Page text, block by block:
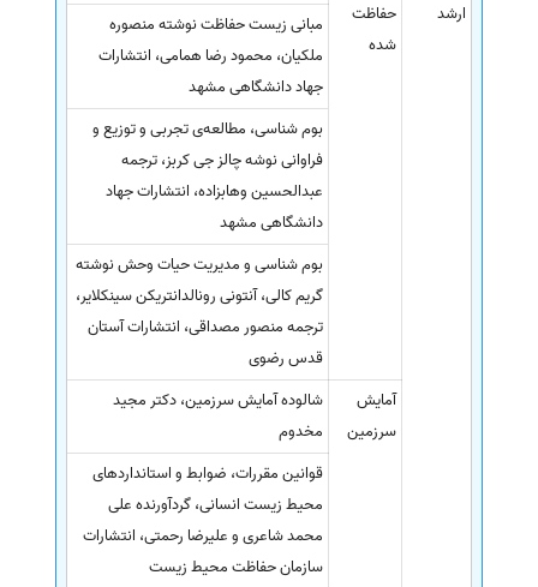
ارشد
حفاظت
شده
مبانی زیست حفاظت نوشته منصوره
ملکیان، محمود رضا همامی، انتشارات
جهاد دانشگاهی مشهد
بوم شناسی، مطالعه‌ی تجربی و توزیع و
فراوانی نوشه چالز جی کربز، ترجمه
عبدالحسین وهابزاده، انتشارات جهاد
دانشگاهی مشهد
بوم شناسی و مدیریت حیات وحش نوشته
گریم کالی، آنتونی رونالدانتریکن سینکلایر،
ترجمه منصور مصداقی، انتشارات آستان
قدس رضوی
آمایش
سرزمین
شالوده آمایش سرزمین، دکتر مجید
مخدوم
قوانین مقررات، ضوابط و استانداردهای
محیط زیست انسانی، گردآورنده علی
محمد شاعری و علیرضا رحمتی، انتشارات
سازمان حفاظت محیط زیست